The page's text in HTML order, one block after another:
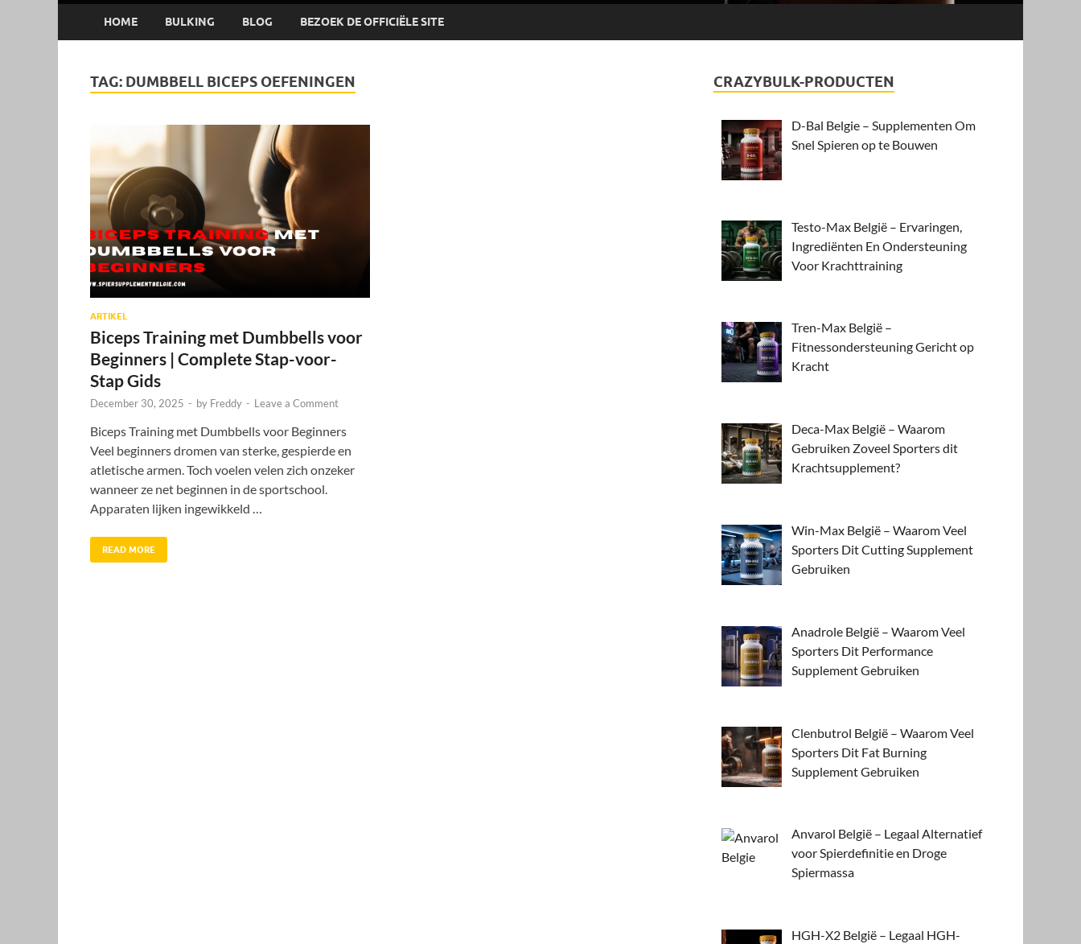
HOME BULKING BLOG BEZOEK DE OFFICIËLE SITE
TAG: DUMBBELL BICEPS OEFENINGEN
ARTIKEL
Biceps Training met Dumbbells voor
Beginners | Complete Stap-voor-
Stap Gids
December 30, 2025 - by Freddy - Leave a Comment
Biceps Training met Dumbbells voor Beginners
Veel beginners dromen van sterke, gespierde en
atletische armen. Toch voelen velen zich onzeker
wanneer ze net beginnen in de sportschool.
Apparaten lijken ingewikkeld …
READ MORE
CRAZYBULK-PRODUCTEN
D-Bal Belgie – Supplementen Om
Snel Spieren op te Bouwen
Testo-Max België – Ervaringen,
Ingrediënten En Ondersteuning
Voor Krachttraining
Tren-Max België –
Fitnessondersteuning Gericht op
Kracht
Deca-Max België – Waarom
Gebruiken Zoveel Sporters dit
Krachtsupplement?
Win-Max België – Waarom Veel
Sporters Dit Cutting Supplement
Gebruiken
Anadrole België – Waarom Veel
Sporters Dit Performance
Supplement Gebruiken
Clenbutrol België – Waarom Veel
Sporters Dit Fat Burning
Supplement Gebruiken
Anvarol België – Legaal Alternatief
voor Spierdefinitie en Droge
Spiermassa
HGH-X2 België – Legaal HGH-